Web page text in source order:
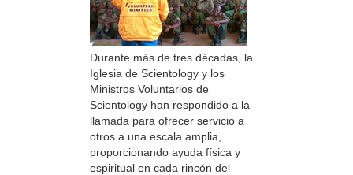
Durante más de tres décadas, la
Iglesia de Scientology y los
Ministros Voluntarios de
Scientology han respondido a la
llamada para ofrecer servicio a
otros a una escala amplia,
proporcionando ayuda física y
espiritual en cada rincón del